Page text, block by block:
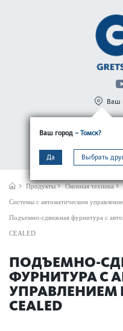
Ваш город – Томск?
Да Выбрать
Ваш
МЕНЮ
Продукты Оконная техника
Системы с автоматическим
Подъемно-сдвижная фурнитура с
CEALED
ПОДЪЕМНО-
ФУРНИТУРА С
УПРАВЛЕНИЕМ
CEALED